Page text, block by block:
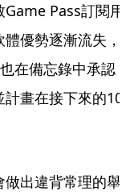
Pass訂閱用
優勢逐漸流失，
在備忘錄中承認
畫在接下來的
出違背常理的舉